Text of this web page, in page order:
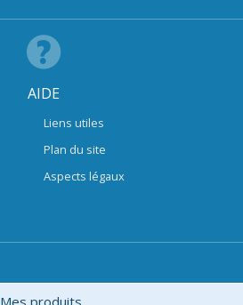
AIDE
Liens utiles
Plan du site
Aspects légaux